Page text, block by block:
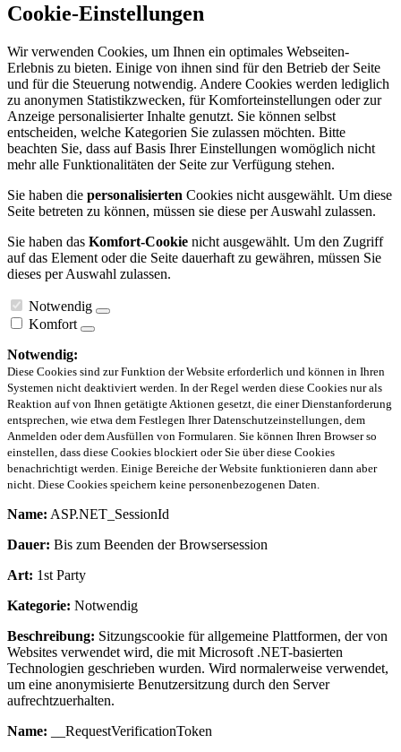
Cookie-Einstellungen
Wir verwenden Cookies, um Ihnen ein optimales Webseiten-
Erlebnis zu bieten. Einige von ihnen sind für den Betrieb der Seite
und für die Steuerung notwendig. Andere Cookies werden lediglich
zu anonymen Statistikzwecken, für Komforteinstellungen oder zur
Anzeige personalisierter Inhalte genutzt. Sie können selbst
entscheiden, welche Kategorien Sie zulassen möchten. Bitte
beachten Sie, dass auf Basis Ihrer Einstellungen womöglich nicht
mehr alle Funktionalitäten der Seite zur Verfügung stehen.
Sie haben die personalisierten Cookies nicht ausgewählt. Um diese
Seite betreten zu können, müssen sie diese per Auswahl zulassen.
Sie haben das Komfort-Cookie nicht ausgewählt. Um den Zugriff
auf das Element oder die Seite dauerhaft zu gewähren, müssen Sie
dieses per Auswahl zulassen.
Notwendig
Komfort
Notwendig:
Diese Cookies sind zur Funktion der Website erforderlich und können in Ihren
Systemen nicht deaktiviert werden. In der Regel werden diese Cookies nur als
Reaktion auf von Ihnen getätigte Aktionen gesetzt, die einer Dienstanforderung
entsprechen, wie etwa dem Festlegen Ihrer Datenschutzeinstellungen, dem
Anmelden oder dem Ausfüllen von Formularen. Sie können Ihren Browser so
einstellen, dass diese Cookies blockiert oder Sie über diese Cookies
benachrichtigt werden. Einige Bereiche der Website funktionieren dann aber
nicht. Diese Cookies speichern keine personenbezogenen Daten.
Name: ASP.NET_SessionId
Dauer: Bis zum Beenden der Browsersession
Art: 1st Party
Kategorie: Notwendig
Beschreibung: Sitzungscookie für allgemeine Plattformen, der von
Websites verwendet wird, die mit Microsoft .NET-basierten
Technologien geschrieben wurden. Wird normalerweise verwendet,
um eine anonymisierte Benutzersitzung durch den Server
aufrechtzuerhalten.
Name: __RequestVerificationToken